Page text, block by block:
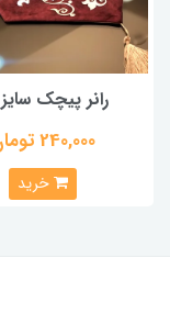
رانر پیچک سایز 90
240,000 تومان
خرید